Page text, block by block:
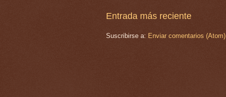
Entrada más reciente
Suscribirse a: Enviar comentarios (Atom)